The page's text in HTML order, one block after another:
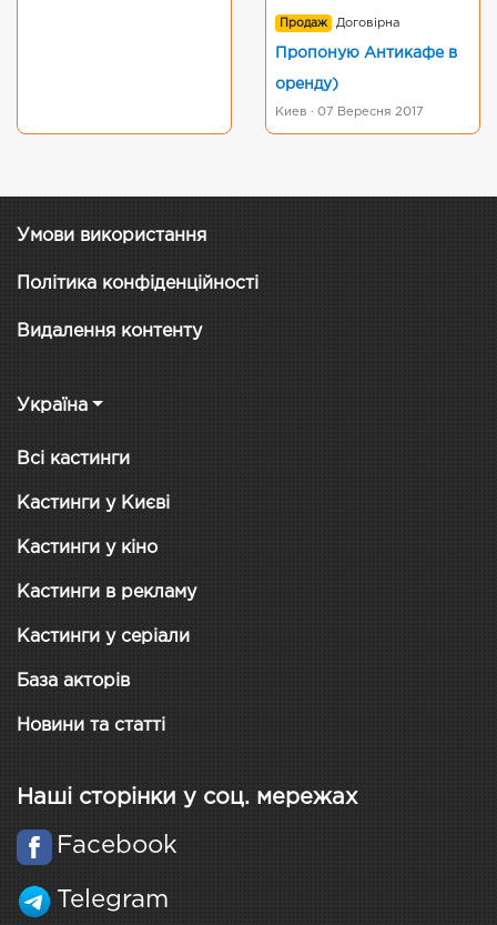
Продаж Договірна
Пропоную Антикафе в
оренду)
Киев · 07 Вересня 2017
Умови використання
Політика конфіденційності
Видалення контенту
Україна
Всі кастинги
Кастинги у Києві
Кастинги у кіно
Кастинги в рекламу
Кастинги у серіали
База акторів
Новини та статті
Наші сторінки у соц. мережах
Facebook
Telegram